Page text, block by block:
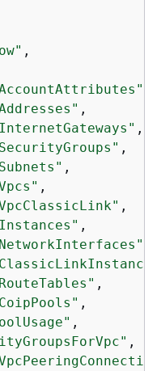
,
,
,
,
,
,
,
,
,
,
,
,